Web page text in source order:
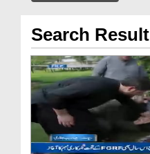
Search Result